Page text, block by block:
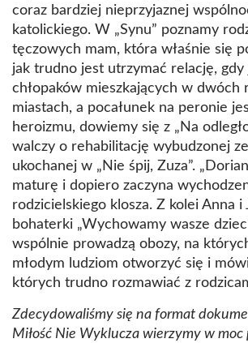
coraz bardziej nieprzyjaznej
katolickiego. W „Synu” poznamy
tęczowych mam, która właśnie się
jak trudno jest utrzymać relację, gdy
chłopaków mieszkających w dwóch
miastach, a pocałunek na peronie
heroizmu, dowiemy się z „Na
walczy o rehabilitację wybudzonej
ukochanej w „Nie śpij, Zuza”.
maturę i dopiero zaczyna
rodzicielskiego klosza. Z kolei Anna i
bohaterki „Wychowamy wasze
wspólnie prowadzą obozy, na
młodym ludziom otworzyć się i
których trudno rozmawiać z
Zdecydowaliśmy się na format
Miłość Nie Wyklucza wierzymy w